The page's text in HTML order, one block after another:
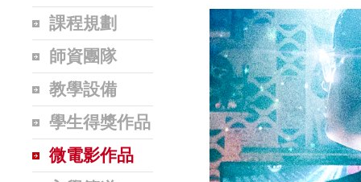
課程規劃
師資團隊
教學設備
學生得獎作品
微電影作品